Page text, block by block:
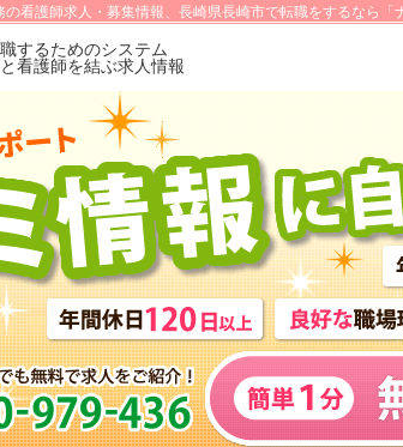
看護師求人・募集情報、長崎県長崎市で転職をするなら「
するためのシステム
看護師を結ぶ求人情報